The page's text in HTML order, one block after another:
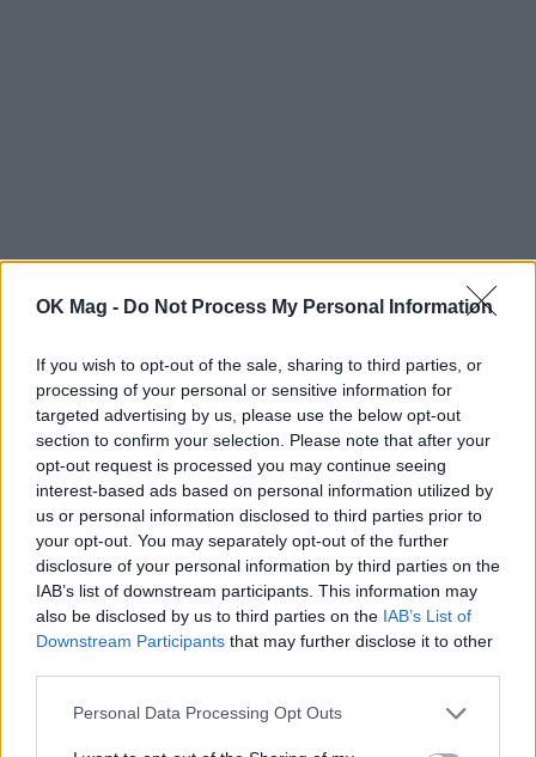
OK Mag - Do Not Process My Personal Information
If you wish to opt-out of the sale, sharing to third parties, or
processing of your personal or sensitive information for
targeted advertising by us, please use the below opt-out
section to confirm your selection. Please note that after your
opt-out request is processed you may continue seeing
interest-based ads based on personal information utilized by
us or personal information disclosed to third parties prior to
your opt-out. You may separately opt-out of the further
disclosure of your personal information by third parties on the
IAB’s list of downstream participants. This information may
also be disclosed by us to third parties on the IAB’s List of
Downstream Participants that may further disclose it to other
Personal Data Processing Opt Outs
Διαβάστε επίσης:Αλεξάνδρα Νίκα: Η νέα
κόρη της
ΣΧΕΤΙΚΑ ΑΡΘΡΑ